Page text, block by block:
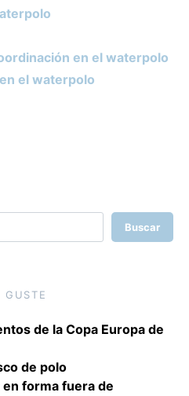
en el waterpolo
el waterpolo
Buscar
GUSTE
de la Copa Europa de
de polo
forma fuera de